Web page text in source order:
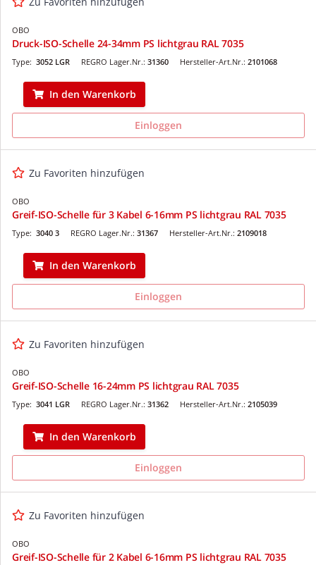
OBO
Druck-ISO-Schelle 24-34mm PS lichtgrau RAL 7035
REGRO Lager.Nr.: 31360
Type: 3052 LGR Hersteller-Art.Nr.: 2101068
In den Warenkorb
Einloggen
Zu Favoriten hinzufügen
OBO
Greif-ISO-Schelle für 3 Kabel 6-16mm PS lichtgrau RAL 7035
REGRO Lager.Nr.: 31367
Type: 3040 3 Hersteller-Art.Nr.: 2109018
In den Warenkorb
Einloggen
Zu Favoriten hinzufügen
OBO
Greif-ISO-Schelle 16-24mm PS lichtgrau RAL 7035
REGRO Lager.Nr.: 31362
Type: 3041 LGR Hersteller-Art.Nr.: 2105039
In den Warenkorb
Einloggen
Zu Favoriten hinzufügen
OBO
Greif-ISO-Schelle für 2 Kabel 6-16mm PS lichtgrau RAL 7035